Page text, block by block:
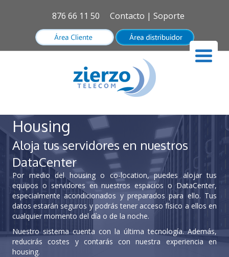
876 66 11 50 Contacto | Soporte
Housing
Aloja tus servidores en nuestros
DataCenter
Por medio del housing o co-location, puedes alojar tus
equipos o servidores en nuestros espacios o DataCenter,
especialmente acondicionados y preparados para ello. Tus
datos estarán seguros y podrás tener acceso físico a ellos en
cualquier momento del día o de la noche.
Nuestro sistema cuenta con la última tecnología. Además,
reducirás costes y contarás con nuestra experiencia en
housing.